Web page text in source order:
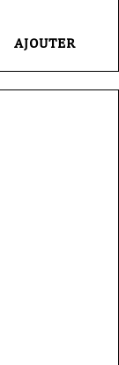
AJOUTER